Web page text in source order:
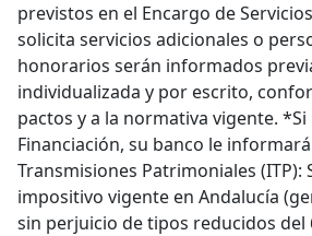
previstos en el Encargo de
solicita servicios adicionales o
honorarios serán informados
individualizada y por escrito,
pactos y a la normativa vigente. *Si
Financiación, su banco le
Transmisiones Patrimoniales (ITP):
impositivo vigente en Andalucía
sin perjuicio de tipos reducidos del